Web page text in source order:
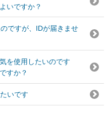
いですか？
ですが、IDが届きませ
を使用したいのです
すか？
いです